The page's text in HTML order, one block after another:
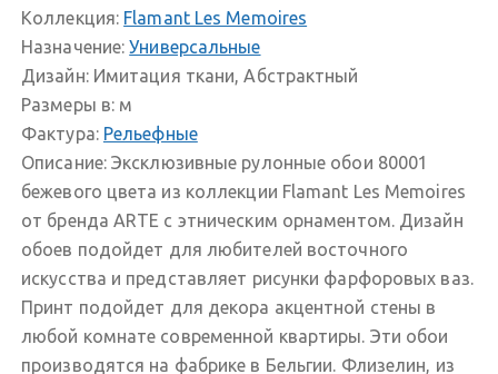
Коллекция: Flamant Les Memoires
Назначение: Универсальные
Дизайн:Имитация ткани, Абстрактный
Размеры в: м
Фактура: Рельефные
Описание:Эксклюзивные рулонные обои 80001
бежевого цвета из коллекции Flamant Les Memoires
от бренда ARTE с этническим орнаментом. Дизайн
обоев подойдет для любителей восточного
искусства и представляет рисунки фарфоровых ваз.
Принт подойдет для декора акцентной стены в
любой комнате современной квартиры. Эти обои
производятся на фабрике в Бельгии. Флизелин, из